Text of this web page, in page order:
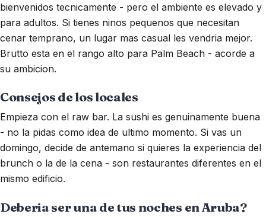
bienvenidos tecnicamente - pero el ambiente es elevado y
para adultos. Si tienes ninos pequenos que necesitan
cenar temprano, un lugar mas casual les vendria mejor.
Brutto esta en el rango alto para Palm Beach - acorde a
su ambicion.
Consejos de los locales
Empieza con el raw bar. La sushi es genuinamente buena
- no la pidas como idea de ultimo momento. Si vas un
domingo, decide de antemano si quieres la experiencia del
brunch o la de la cena - son restaurantes diferentes en el
mismo edificio.
Deberia ser una de tus noches en Aruba?